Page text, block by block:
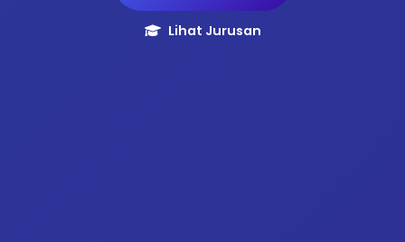
Lihat Jurusan